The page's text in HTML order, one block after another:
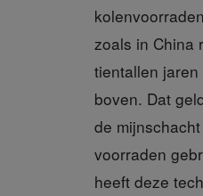
zoals in China
tientallen
boven. Dat
de
voorraden
heeft deze